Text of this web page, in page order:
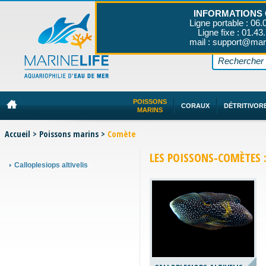
Accueil > Poissons marins > Comète
Calloplesiops altivelis LES POISSONS-
POISSONS
MARINS
CORAUX
INFORMATIONS
Ligne portable :
Ligne fixe :
mail :